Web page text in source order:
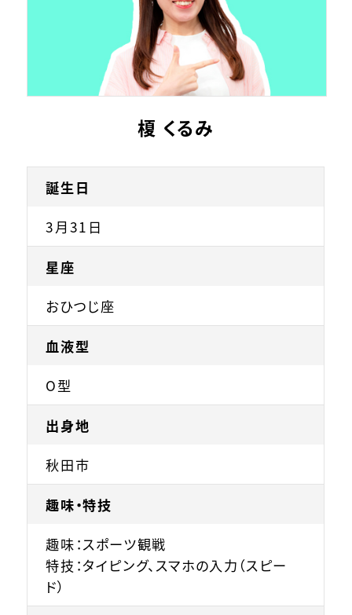
榎 くるみ
誕生日
3月31日
星座
おひつじ座
血液型
O型
出身地
秋田市
趣味・特技
趣味：スポーツ観戦
特技：タイピング、スマホの入力（スピー
ド）